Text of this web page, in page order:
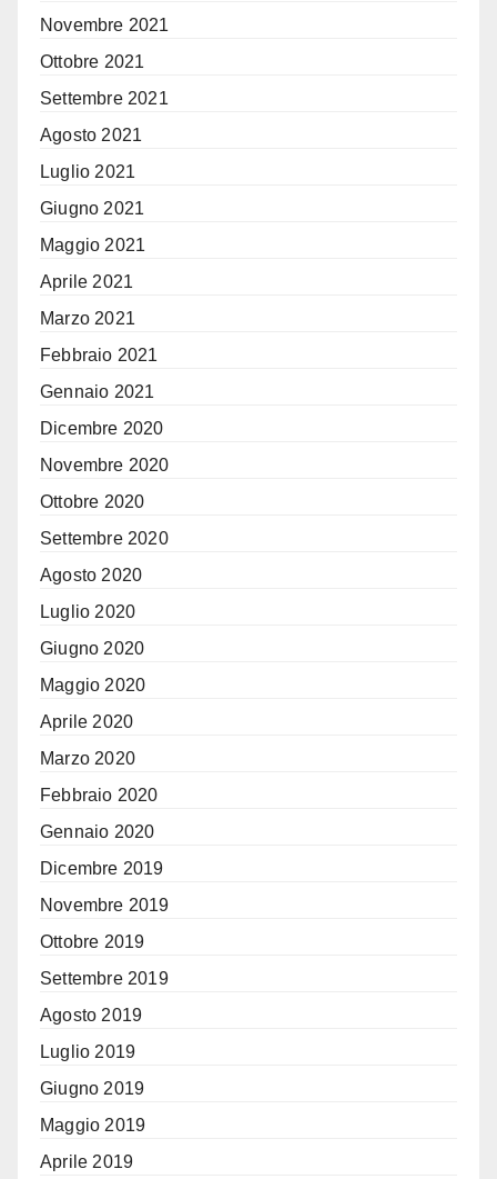
Novembre 2021
Ottobre 2021
Settembre 2021
Agosto 2021
Luglio 2021
Giugno 2021
Maggio 2021
Aprile 2021
Marzo 2021
Febbraio 2021
Gennaio 2021
Dicembre 2020
Novembre 2020
Ottobre 2020
Settembre 2020
Agosto 2020
Luglio 2020
Giugno 2020
Maggio 2020
Aprile 2020
Marzo 2020
Febbraio 2020
Gennaio 2020
Dicembre 2019
Novembre 2019
Ottobre 2019
Settembre 2019
Agosto 2019
Luglio 2019
Giugno 2019
Maggio 2019
Aprile 2019